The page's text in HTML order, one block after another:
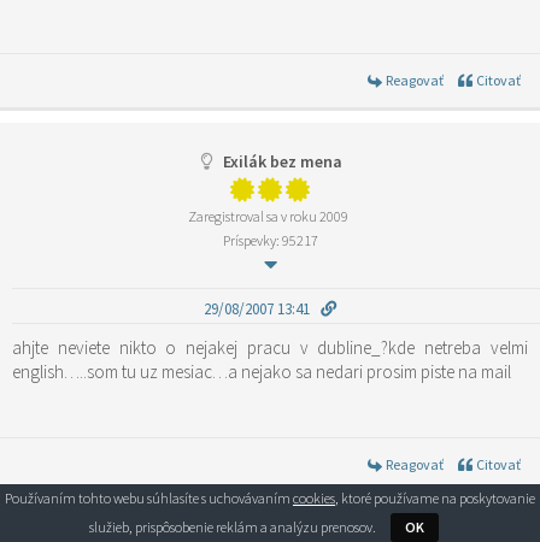
Reagovať Citovať
Exilák bez mena
Zaregistroval sa v roku 2009
Príspevky: 95217
29/08/2007 13:41
ahjte neviete nikto o nejakej pracu v dubline_?kde netreba velmi
english…..som tu uz mesiac…a nejako sa nedari prosim piste na mail
Reagovať Citovať
Zobraziť všetky príspevky v kategórii Slováci a Češi v Írsku
Používaním tohto webu súhlasíte s uchovávaním cookies, ktoré používame na poskytovanie
služieb, prispôsobenie reklám a analýzu prenosov.
OK